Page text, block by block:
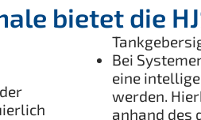
bietet die
Bei
eine
werden.
anhand des